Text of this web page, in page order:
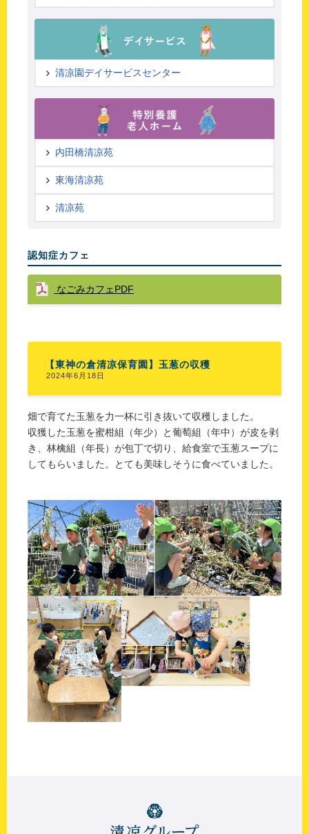
清凉園デイサービスセンター
内田橋清凉苑
東海清凉苑
清凉苑
認知症カフェ
なごみカフェPDF
【東神の倉清凉保育園】玉葱の収穫
2024年6月18日
畑で育てた玉葱を力一杯に引き抜いて収穫しました。
収獲した玉葱を蜜柑組（年少）と葡萄組（年中）が皮を剥
き、林檎組（年長）が包丁で切り、給食室で玉葱スープに
してもらいました。とても美味しそうに食べていました。